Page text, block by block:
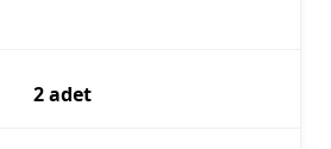
2 adet